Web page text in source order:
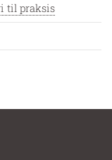
til praksis